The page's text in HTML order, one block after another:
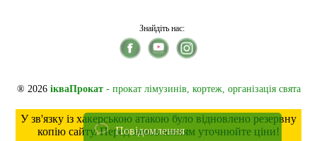
Знайдіть нас:
® 2026 ікваПрокат- прокат лімузинів, кортеж, організація свята
У зв'язку із хакерською атакою було відновлено резервну
копію сайту. Перед замовленням уточнюйте ціни!
Повідомлення